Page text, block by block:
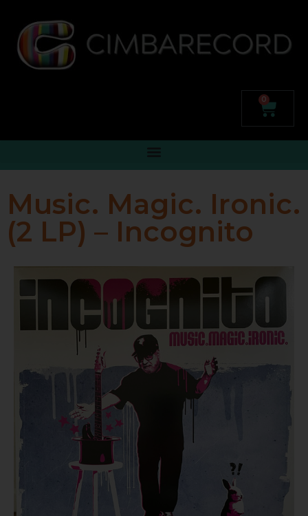
0
Music. Magic. Ironic.
(2 LP) – Incognito